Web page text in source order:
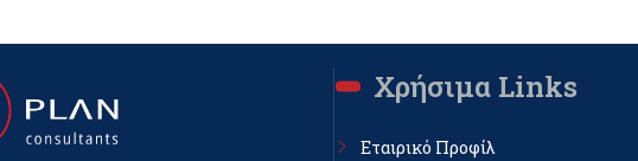
Χρήσιμα Links
Εταιρικό Προφίλ